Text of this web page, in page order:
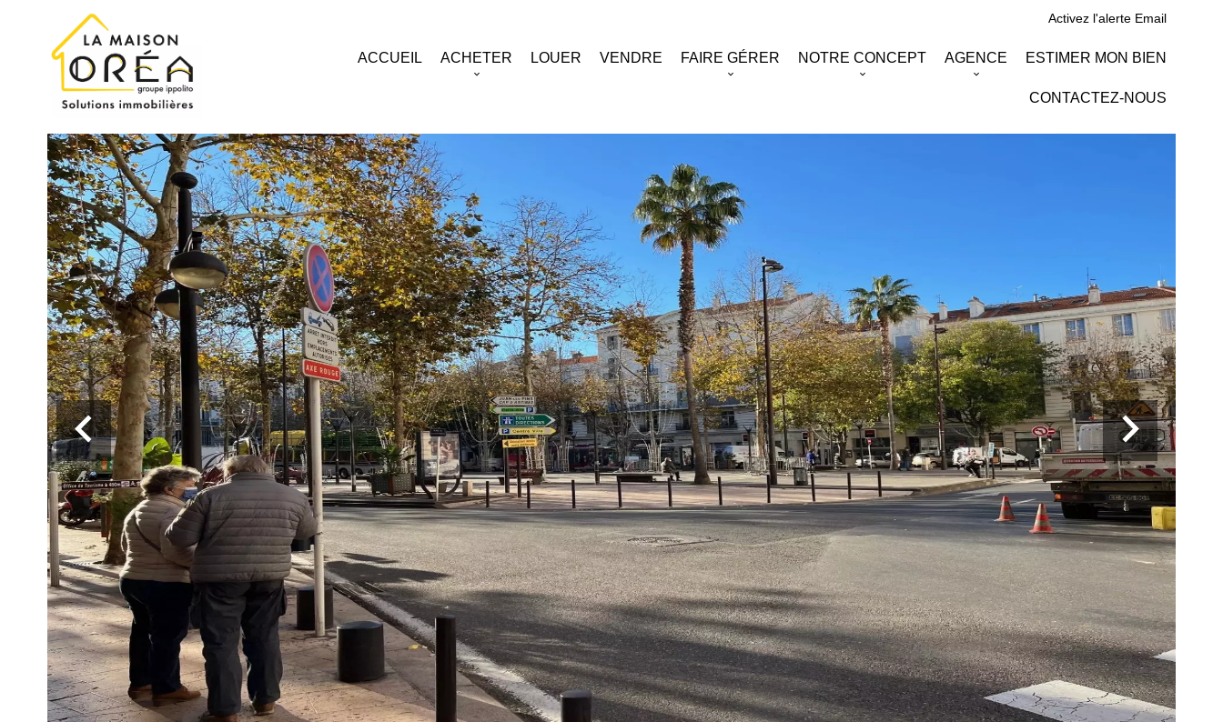
Activez l'alerte Email
ACCUEIL ACHETER LOUER VENDRE FAIRE GÉRER NOTRE CONCEPT AGENCE ESTIMER MON BIEN
CONTACTEZ-NOUS